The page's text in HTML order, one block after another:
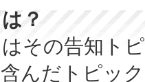
？
その告知ト
んだトピッ